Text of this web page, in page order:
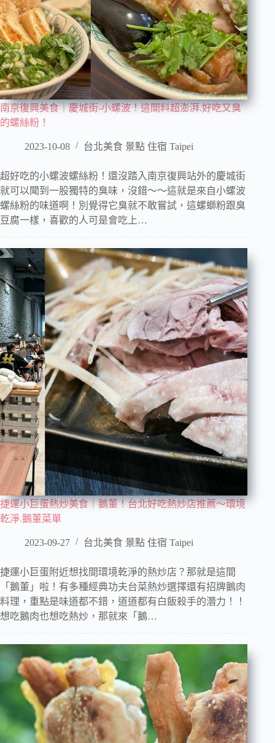
南京復興美食｜慶城街-小螺波！這間料超澎湃.好吃又臭
的螺絲粉！
2023-10-08 台北美食 景點 住宿 Taipei
超好吃的小螺波螺絲粉！還沒踏入南京復興站外的慶城街
就可以聞到一股獨特的臭味，沒錯～～這就是來自小螺波
螺絲粉的味道啊！別覺得它臭就不敢嘗試，這螺螄粉跟臭
豆腐一樣，喜歡的人可是會吃上…
捷運小巨蛋熱炒美食｜鵝董！台北好吃熱炒店推薦～環境
乾淨.鵝董菜單
2023-09-27 台北美食 景點 住宿 Taipei
捷運小巨蛋附近想找間環境乾淨的熱炒店？那就是這間
「鵝董」啦！有多種經典功夫台菜熱炒選擇還有招牌鵝肉
料理，重點是味道都不錯，道道都有白飯殺手的潛力！！
想吃鵝肉也想吃熱炒，那就來「鵝…